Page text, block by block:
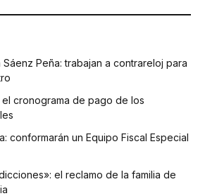
Peña: trabajan a contrareloj para
el cronograma de pago de los
conformarán un Equipo Fiscal Especial
el reclamo de la familia de